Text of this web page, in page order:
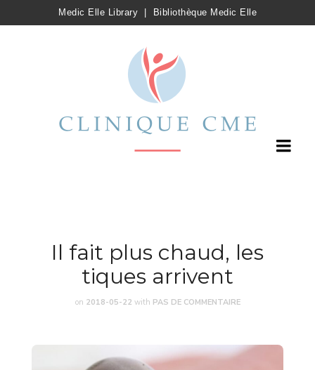
Medic Elle Library Bibliothèque Medic Elle
Il fait plus chaud, les
tiques arrivent
on 2018-05-22 with PAS DE COMMENTAIRE